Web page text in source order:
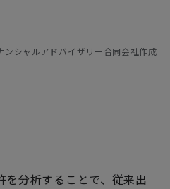
シャルアドバイザリー合同会社作成
を分析することで、従来出